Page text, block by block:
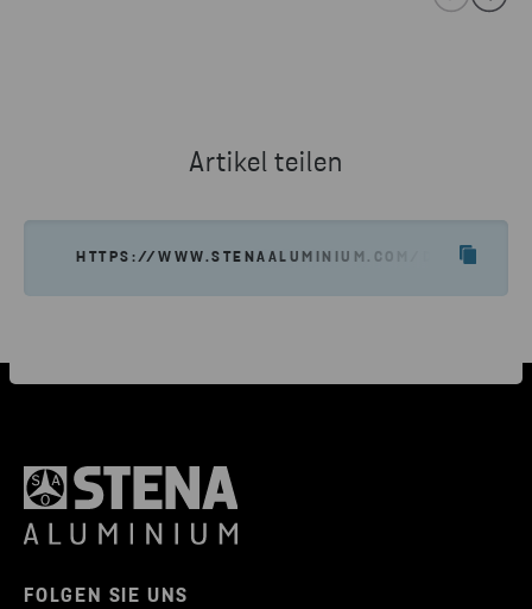
Artikel teilen
HTTPS://WWW.STENAALUMINIUM.COM/DE/NEWS-
FOLGEN SIE UNS